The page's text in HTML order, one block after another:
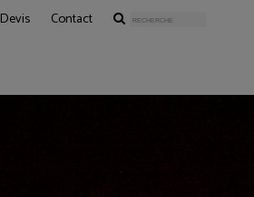
Devis Contact